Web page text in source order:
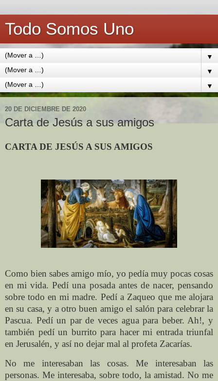
Todo Somos Uno
▼
▼
▼
20 DE DICIEMBRE DE 2020
Carta de Jesús a sus amigos
CARTA DE JESÚS A SUS AMIGOS
Como bien sabes amigo mío, yo pedía muy pocas cosas
en mi vida. Pedí una posada antes de nacer, pensando
sobre todo en mi madre. Pedí a Zaqueo que me alojara
en su casa, y a otro buen amigo el salón para celebrar la
Pascua. Pedí un par de veces agua para beber. Ah!, y
también pedí un burrito para hacer mi entrada triunfal
en Jerusalén, y así no dejar mal al profeta Zacarías.
No me interesaban las cosas. Me interesaban las
personas. Me interesaba, sobre todo, la amistad. No me